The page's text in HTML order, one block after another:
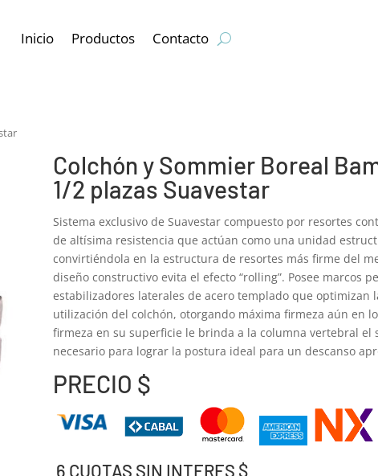
Inicio Productos Contacto
Colchón y Sommier Boreal
1/2 plazas Suavestar
Sistema exclusivo de Suavestar compuesto por resortes
de altísima resistencia que actúan como una unidad
convirtiéndola en la estructura de resortes más firme del
diseño constructivo evita el efecto “rolling”. Posee marcos
estabilizadores laterales de acero templado que optimizan
utilización del colchón, otorgando máxima firmeza aún en
firmeza en su superficie le brinda a la columna vertebral el
necesario para lograr la postura ideal para un descanso
PRECIO $
6 CUOTAS SIN INTERES $